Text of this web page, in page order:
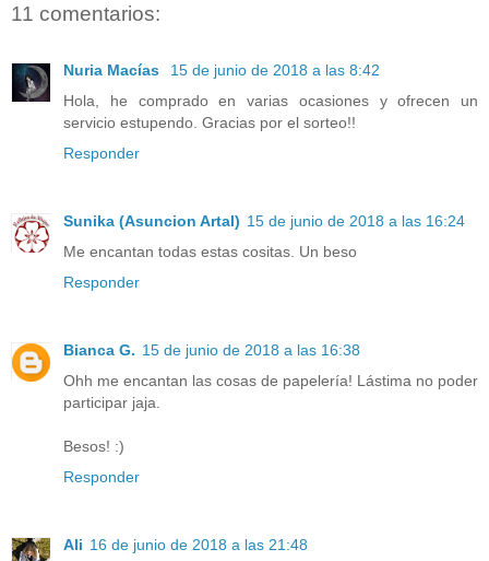
11 comentarios:
Nuria Macías
15 de junio de 2018 a las 8:42
Hola, he comprado en varias ocasiones y ofrecen un
servicio estupendo. Gracias por el sorteo!!
Responder
Sunika (Asuncion Artal) 15 de junio de 2018 a las 16:24
Me encantan todas estas cositas. Un beso
Responder
Bianca G. 15 de junio de 2018 a las 16:38
Ohh me encantan las cosas de papelería! Lástima no poder
participar jaja.
Besos! :)
Responder
Ali 16 de junio de 2018 a las 21:48